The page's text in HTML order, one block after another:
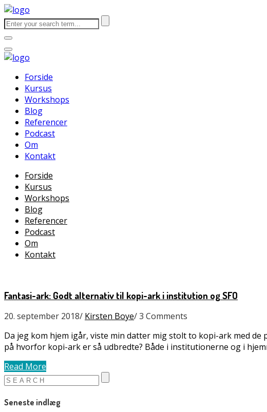
Forside
Kursus
Workshops
Blog
Referencer
Podcast
Om
Kontakt
Forside
Kursus
Workshops
Blog
Referencer
Podcast
Om
Kontakt
Fantasi-ark: Godt alternativ til kopi-ark i institution og SFO
20. september 2018/ Kirsten Boye/3 Comments
Da jeg kom hjem igår, viste min datter mig stolt to kopi-ark med
på hvorfor kopi-ark er så udbredte? Både i institutionerne og i
Read More
Seneste indlæg